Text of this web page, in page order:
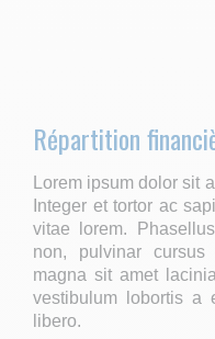
Répartition
Lorem ipsum dolor sit
Integer et tortor ac
vitae lorem.
non, pulvinar
magna sit amet
vestibulum lobortis a
libero.